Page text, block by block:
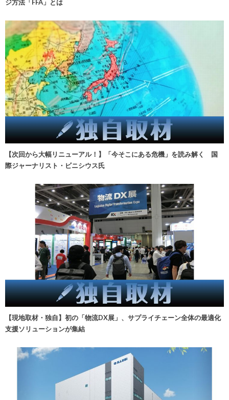
ジ方法「FFA」とは
【次回から大幅リニューアル！】「今そこにある危機」を読み解く 国
際ジャーナリスト・ビニシウス氏
【現地取材・独自】初の「物流DX展」、サプライチェーン全体の最適化
支援ソリューションが集結